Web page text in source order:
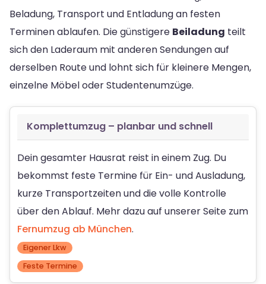
Beladung, Transport und Entladung an festen
Terminen ablaufen. Die günstigere Beiladung teilt
sich den Laderaum mit anderen Sendungen auf
derselben Route und lohnt sich für kleinere Mengen,
einzelne Möbel oder Studentenumzüge.
Komplettumzug – planbar und schnell
Dein gesamter Hausrat reist in einem Zug. Du
bekommst feste Termine für Ein- und Ausladung,
kurze Transportzeiten und die volle Kontrolle
über den Ablauf. Mehr dazu auf unserer Seite zum
Fernumzug ab München.
Eigener Lkw
Feste Termine